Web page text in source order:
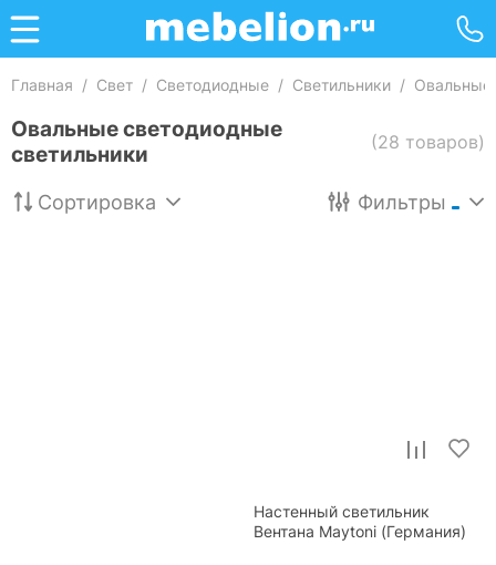
Главная / Свет / Светодиодные / Светильники / Овальные
Овальные светодиодные
светильники
(28 товаров)
Сортировка Фильтры
Настенный светильник
Вентана Maytoni (Германия)